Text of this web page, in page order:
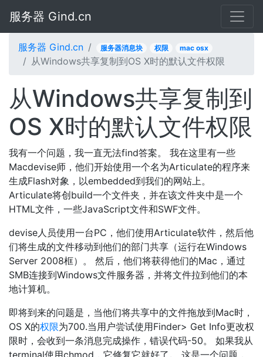
服务器 Gind.cn
服务器 Gind.cn 服务器消息块 权限 mac osx
从Windows共享复制到OS X时的默认文件权限
从Windows共享复制到
OS X时的默认文件权限
我有一个问题，我一直无法find答案。 我在这里有一些
Macdevise师，他们开始使用一个名为Articulate的程序来
生成Flash对象，以embedded到我们的网站上。
Articulate将创build一个文件夹，并在该文件夹中是一个
HTML文件，一些JavaScript文件和SWF文件。
devise人员使用一台PC，他们使用Articulate软件，然后他
们将生成的文件移动到他们的部门共享（运行在Windows
Server 2008框）。 然后，他们将获得他们的Mac，通过
SMB连接到Windows文件服务器，并将文件拉到他们的本
地计算机。
即将到来的问题是，当他们将共享中的文件拖放到Mac时，
OS X的权限为700.当用户尝试使用Finder> Get Info更改权
限时，会收到一条消息完成操作，错误代码-50。 如果我从
terminal使用chmod，它修复它就好了。 这是一个问题，